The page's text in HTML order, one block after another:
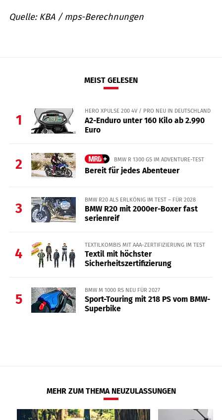
Quelle: KBA / mps-Berechnungen
MEIST GELESEN
1
HERO XPULSE 200 4V / PRO NEU IN DEUTSCHLAND
A2-Enduro unter 160 Kilo ab 2.990
Euro
2 BMW R 1300 GS IM ADVENTURE-TEST
Bereit für jedes Abenteuer
3
BMW R20 ALS ERLKÖNIG IM TEST – FÜR 2028
BMW R20 mit 2000er-Boxer fast
serienreif
4
TEXTILKOMBIS MIT AAA-ZERTIFIZIERUNG IM TEST
Textil mit höchster
Sicherheitszertifizierung
5
BMW M 1000 RS NEU FÜR 2027
Sport-Touring mit 218 PS vom BMW-
Superbike
MEHR ZUM THEMA NEUZULASSUNGEN